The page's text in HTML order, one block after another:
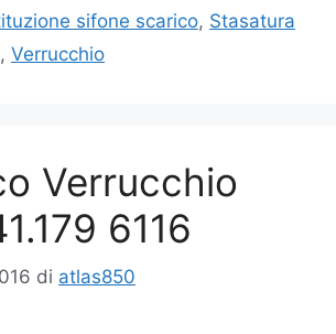
sifone scarico, Stasatura
, Verrucchio
Verrucchio
6116
di atlas850